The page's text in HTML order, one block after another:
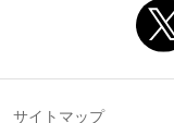
サイトマップ